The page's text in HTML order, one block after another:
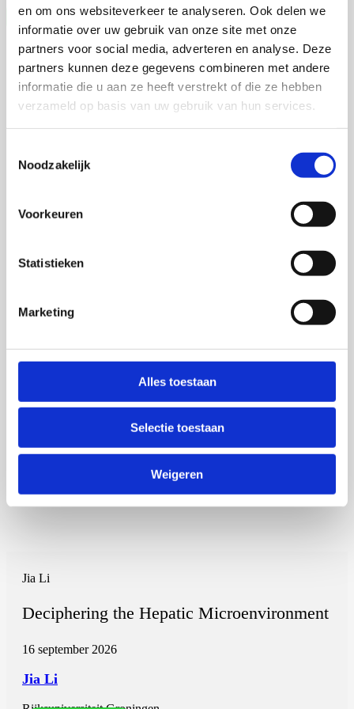
en om ons websiteverkeer te analyseren. Ook delen we
informatie over uw gebruik van onze site met onze
partners voor social media, adverteren en analyse. Deze
partners kunnen deze gegevens combineren met andere
informatie die u aan ze heeft verstrekt of die ze hebben
verzameld op basis van uw gebruik van hun services.
Noodzakelijk
Voorkeuren
Statistieken
Marketing
Alles toestaan
Selectie toestaan
Weigeren
Jia Li
Deciphering the Hepatic Microenvironment
16 september 2026
Jia Li